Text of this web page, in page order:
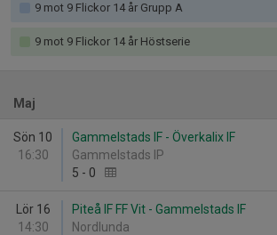
9 mot 9 Flickor 14 år Grupp A
9 mot 9 Flickor 14 år Höstserie
Maj
Sön 10
16:30
Gammelstads IF - Överkalix IF
Gammelstads IP
5 - 0
Lör 16
14:30
Piteå IF FF Vit - Gammelstads IF
Nordlunda